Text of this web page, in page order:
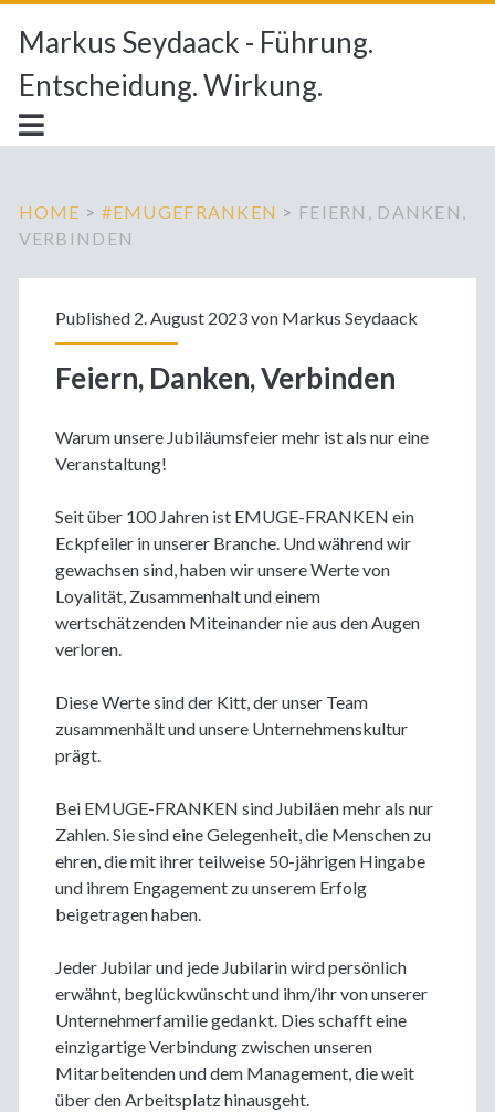
Markus Seydaack - Führung.
Entscheidung. Wirkung.
HOME > #EMUGEFRANKEN > FEIERN, DANKEN,
VERBINDEN
Published 2. August 2023 von Markus Seydaack
Feiern, Danken, Verbinden
Warum unsere Jubiläumsfeier mehr ist als nur eine
Veranstaltung!
Seit über 100 Jahren ist EMUGE-FRANKEN ein
Eckpfeiler in unserer Branche. Und während wir
gewachsen sind, haben wir unsere Werte von
Loyalität, Zusammenhalt und einem
wertschätzenden Miteinander nie aus den Augen
verloren.
Diese Werte sind der Kitt, der unser Team
zusammenhält und unsere Unternehmenskultur
prägt.
Bei EMUGE-FRANKEN sind Jubiläen mehr als nur
Zahlen. Sie sind eine Gelegenheit, die Menschen zu
ehren, die mit ihrer teilweise 50-jährigen Hingabe
und ihrem Engagement zu unserem Erfolg
beigetragen haben.
Jeder Jubilar und jede Jubilarin wird persönlich
erwähnt, beglückwünscht und ihm/ihr von unserer
Unternehmerfamilie gedankt. Dies schafft eine
einzigartige Verbindung zwischen unseren
Mitarbeitenden und dem Management, die weit
über den Arbeitsplatz hinausgeht.